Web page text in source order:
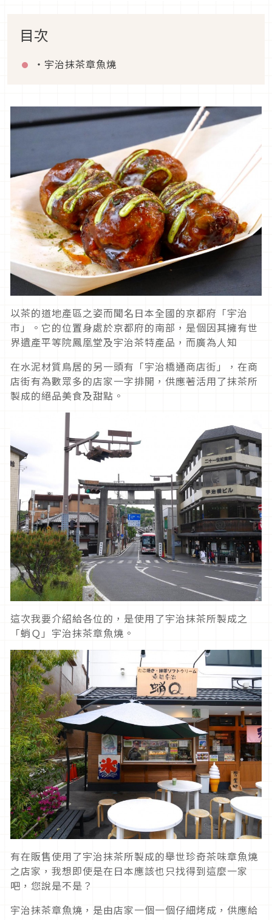
目次
・宇治抹茶章魚燒
以茶的道地產區之姿而聞名日本全國的京都府「宇治
市」。它的位置身處於京都府的南部，是個因其擁有世
界遺產平等院鳳凰堂及宇治茶特產品，而廣為人知
在水泥材質鳥居的另一頭有「宇治橋通商店街」，在商
店街有為數眾多的店家一字排開，供應著活用了抹茶所
製成的絕品美食及甜點。
這次我要介紹給各位的，是使用了宇治抹茶所製成之
「蛸Ｑ」宇治抹茶章魚燒。
有在販售使用了宇治抹茶所製成的舉世珍奇茶味章魚燒
之店家，我想即使是在日本應該也只找得到這麼一家
吧，您說是不是？
宇治抹茶章魚燒，是由店家一個一個仔細烤成，供應給